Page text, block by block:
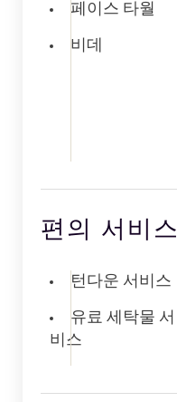
페이스 타월
비데
편의 서비스
턴다운 서비스
유료 세탁물 서
비스